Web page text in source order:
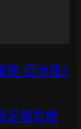
進 亞洲僅2
足壇危機